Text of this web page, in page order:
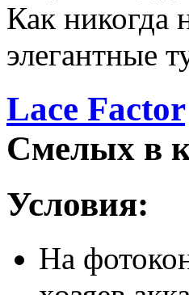
Как
элегантные
Lace Factor
Смелых в
Условия:
На